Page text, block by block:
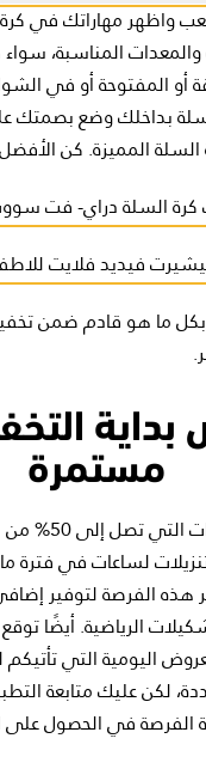
واظهر مهاراتك في كرة
المناسبة،
أو المفتوحة أو في
بداخلك وضع بصمتك
المميزة. كن
السلة دراي- فت
فيديد فلايت
بكل ما هو قادم ضمن
مستمرة
لساعات في فترة
الرياضية. أيضًا
اليومية التي
لكن عليك متابعة
الفرصة في الحصول